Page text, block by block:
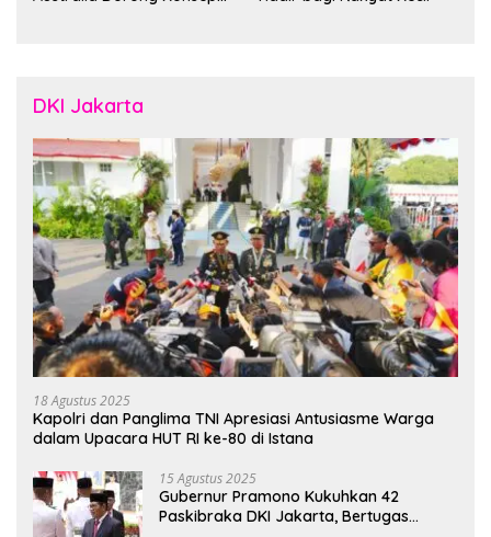
DKI Jakarta
18 Agustus 2025
Kapolri dan Panglima TNI Apresiasi Antusiasme Warga
dalam Upacara HUT RI ke-80 di Istana
15 Agustus 2025
Gubernur Pramono Kukuhkan 42
Paskibraka DKI Jakarta, Bertugas